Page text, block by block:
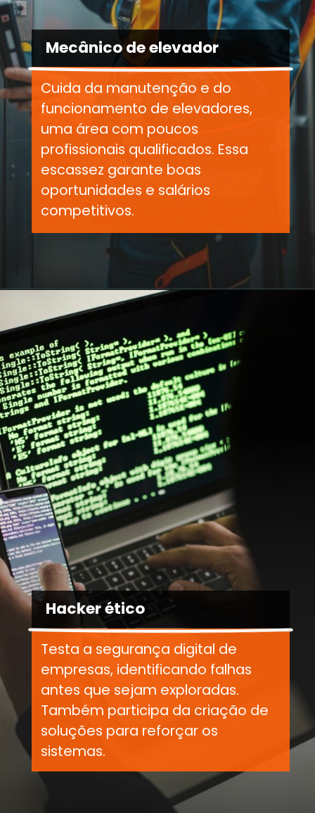
Mecânico de elevador
Cuida da manutenção e do
funcionamento de elevadores,
uma área com poucos
profissionais qualificados. Essa
escassez garante boas
oportunidades e salários
competitivos.
Hacker ético
Testa a segurança digital de
empresas, identificando falhas
antes que sejam exploradas.
Também participa da criação de
soluções para reforçar os
sistemas.